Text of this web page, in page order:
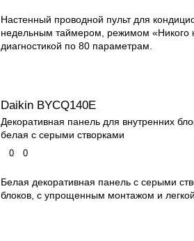
Настенный проводной пульт для
недельным таймером, режимом «Никого
диагностикой по 80 параметрам.
Daikin BYCQ140E
Декоративная панель для внутренних
белая с серыми створками
0 0
Белая декоративная панель с серыми
блоков, с упрощенным монтажом и легкой